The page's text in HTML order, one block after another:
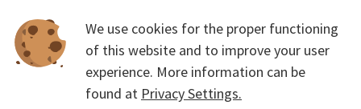
We use cookies for the proper functioning
of this website and to improve your user
experience. More information can be
found at Privacy Settings.